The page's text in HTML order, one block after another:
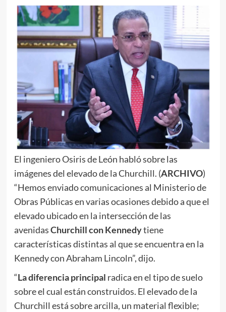
El ingeniero Osiris de León habló sobre las
imágenes del elevado de la Churchill. (ARCHIVO)
“Hemos enviado comunicaciones al Ministerio de
Obras Públicas en varias ocasiones debido a que el
elevado ubicado en la intersección de las
avenidasChurchill con Kennedytiene
características distintas al que se encuentra en la
Kennedy con Abraham Lincoln”, dijo.
“La diferencia principal radica en el tipo de suelo
sobre el cual están construidos. El elevado de la
Churchill está sobre arcilla, un material flexible;